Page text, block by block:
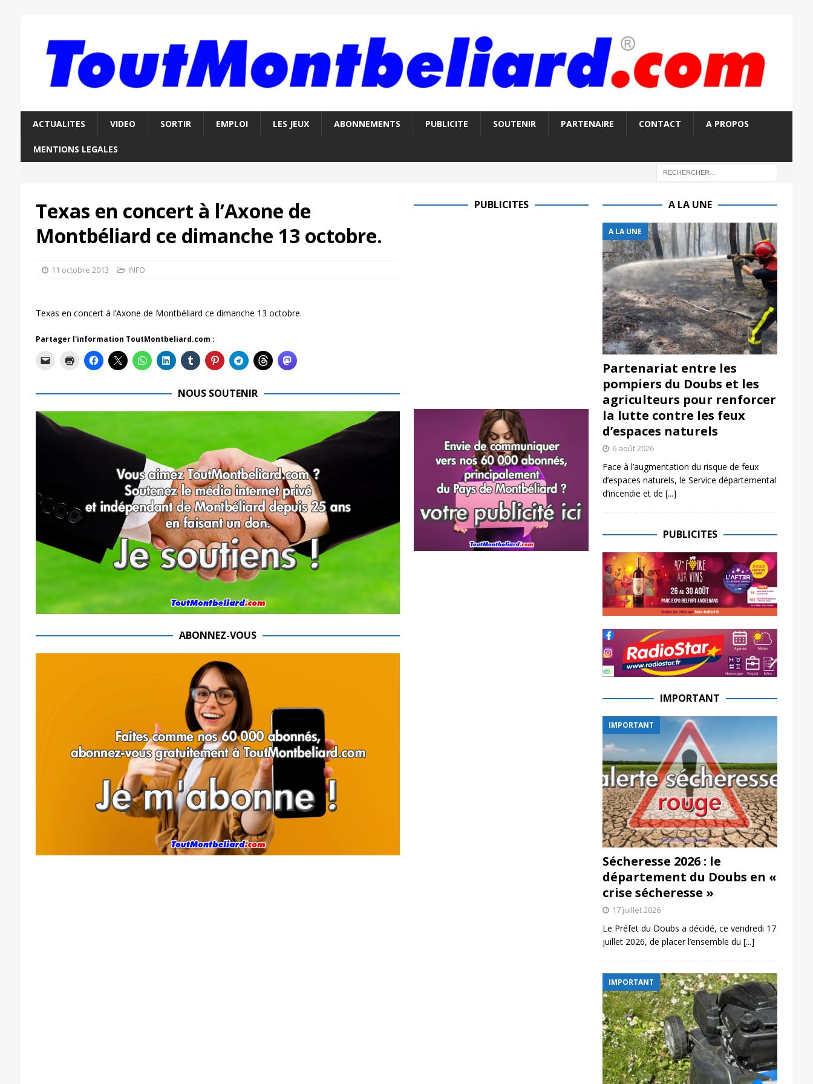
ACTUALITES VIDEO SORTIR EMPLOI LES JEUX ABONNEMENTS PUBLICITE SOUTENIR PARTENAIRE CONTACT A PROPOS
MENTIONS LEGALES
Texas en concert à l’Axone de
Montbéliard ce dimanche 13 octobre.
11 octobre 2013 INFO
Texas en concert à l’Axone de Montbéliard ce dimanche 13 octobre.
Partager l'information ToutMontbeliard.com :
NOUS SOUTENIR
ABONNEZ-VOUS
PUBLICITES A LA UNE
A LA UNE
Partenariat entre les
pompiers du Doubs et les
agriculteurs pour renforcer
la lutte contre les feux
d’espaces naturels
6 août 2026
Face à l’augmentation du risque de feux
d’espaces naturels, le Service départemental
d’incendie et de [...]
PUBLICITES
IMPORTANT
IMPORTANT
Sécheresse 2026 : le
département du Doubs en «
crise sécheresse »
17 juillet 2026
Le Préfet du Doubs a décidé, ce vendredi 17
juillet 2026, de placer l’ensemble du [...]
IMPORTANT